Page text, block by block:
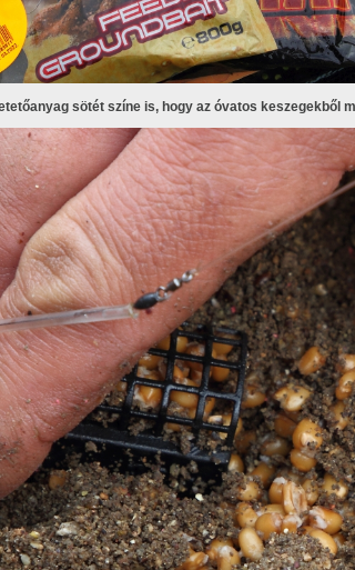
sötét színe is, hogy az óvatos keszegekből